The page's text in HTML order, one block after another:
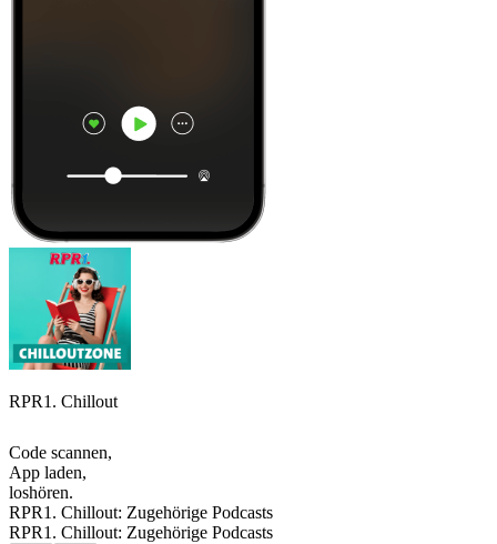
RPR1. Chillout
Code scannen,
App laden,
loshören.
RPR1. Chillout: Zugehörige Podcasts
RPR1. Chillout: Zugehörige Podcasts